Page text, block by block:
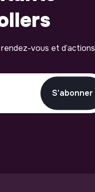
vous et d’actions
S'abonner